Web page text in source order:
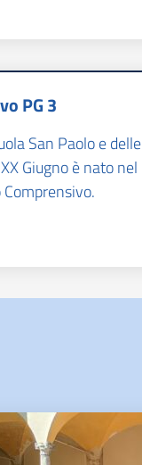
PG 3
San Paolo e delle
Giugno è nato nel